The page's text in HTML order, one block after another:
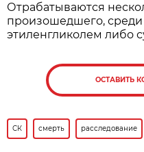
Отрабатываются
произошедшего,
этиленгликолем либо
ОСТАВИТЬ
СК смерть расследование